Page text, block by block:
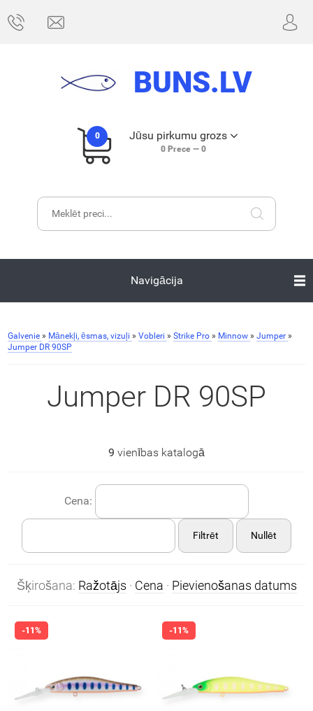
BUNS.LV
0 Jūsu pirkumu grozs
0Prece — 0
Navigācija
Galvenie » Mānekļi, ēsmas, vizuļi » Vobleri » Strike Pro » Minnow » Jumper »
Jumper DR 90SP
Jumper DR 90SP
9 vienības katalogā
Cena:
Filtrēt Nullēt
Šķirošana: Ražotājs · Cena · Pievienošanas datums